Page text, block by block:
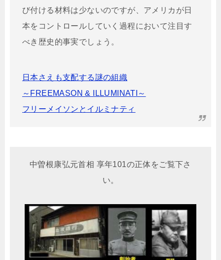
び付ける材料は少ないのですが、アメリカが日
本をコントロールしていく過程において注目す
べき歴史的事実でしょう。
日本さえも支配する謎の組織
～FREEMASON & ILLUMINATI～
フリーメイソンとイルミナティ
中曽根康弘元首相 享年101の正体をご覧下さ
い。